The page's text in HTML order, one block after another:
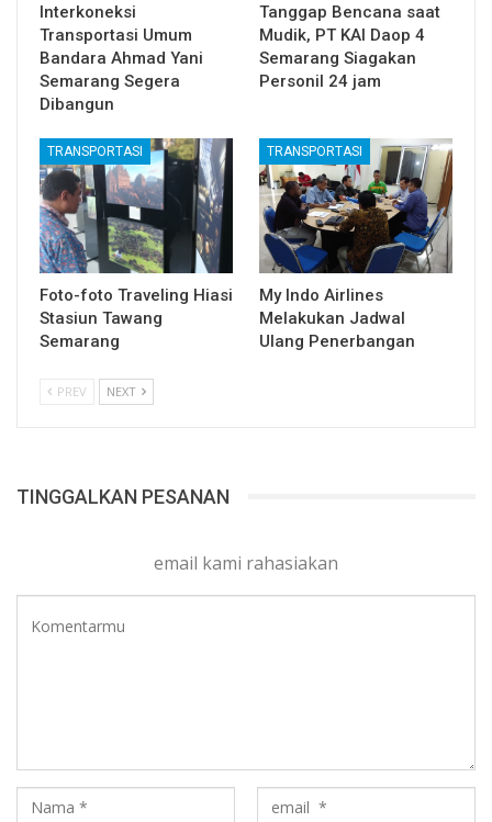
Interkoneksi
Transportasi Umum
Bandara Ahmad Yani
Semarang Segera
Dibangun
Tanggap Bencana saat
Mudik, PT KAI Daop 4
Semarang Siagakan
Personil 24 jam
TRANSPORTASI
Foto-foto Traveling Hiasi
Stasiun Tawang
Semarang
TRANSPORTASI
My Indo Airlines
Melakukan Jadwal
Ulang Penerbangan
PREV NEXT
TINGGALKAN PESANAN
email kami rahasiakan